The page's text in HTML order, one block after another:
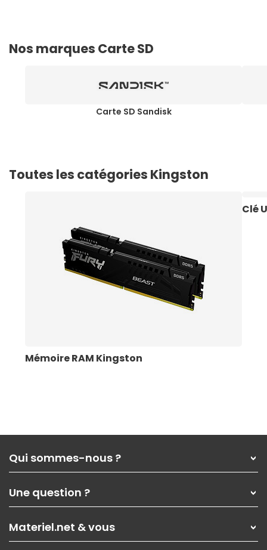
Nos marques Carte SD
Carte SD Sandisk
Toutes les catégories Kingston
Mémoire RAM Kingston
Clé
Qui sommes-nous ?
Nos services
Les magasins Materiel.net
Nos solutions pour les pros
Contactez-nous
Une question ?
Paiement, livraison
Garanties,Pack Zen
Materiel.net & vous